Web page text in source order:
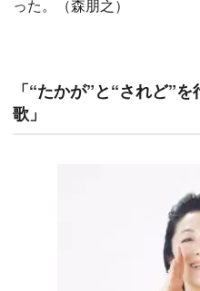
った。（森朋之）
「“たかが”と“されど”
歌」